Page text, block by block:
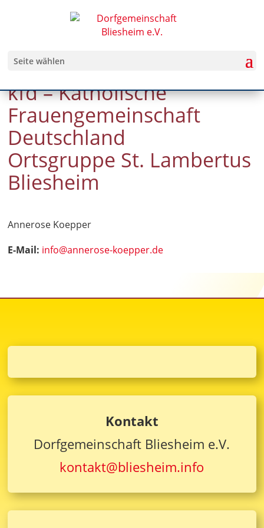
Seite wählen
kfd – Katholische
Frauengemeinschaft
Deutschland
Ortsgruppe St. Lambertus
Bliesheim
Annerose Koepper
E-Mail: info@annerose-koepper.de
Kontakt
Dorfgemeinschaft Bliesheim e.V.
kontakt@bliesheim.info